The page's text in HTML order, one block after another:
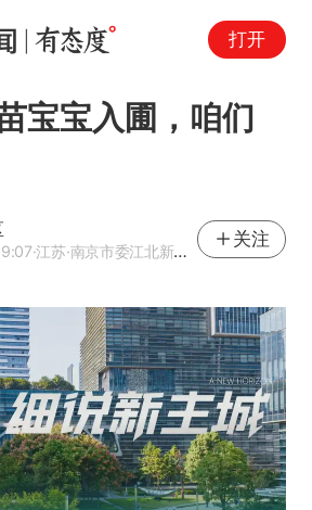
打开
宝宝入圃，咱们
·江苏·南京市委江北新区工作委员会宣传部官方网易号
关注